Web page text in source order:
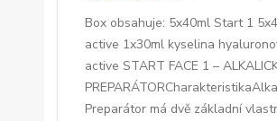
Box obsahuje: 5x40ml Start 1
active 1x30ml kyselina
active START FACE 1 –
Preparátor má dvě základní